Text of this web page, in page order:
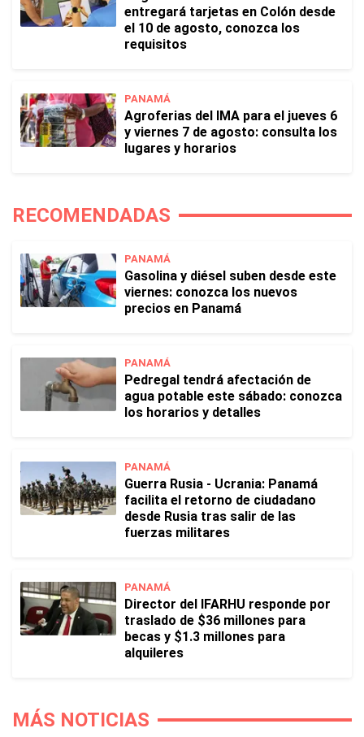
entregará tarjetas en Colón desde
el 10 de agosto, conozca los
requisitos
PANAMÁ
Agroferias del IMA para el jueves 6
y viernes 7 de agosto: consulta los
lugares y horarios
RECOMENDADAS
PANAMÁ
Gasolina y diésel suben desde este
viernes: conozca los nuevos
precios en Panamá
PANAMÁ
Pedregal tendrá afectación de
agua potable este sábado: conozca
los horarios y detalles
PANAMÁ
Guerra Rusia - Ucrania: Panamá
facilita el retorno de ciudadano
desde Rusia tras salir de las
fuerzas militares
PANAMÁ
Director del IFARHU responde por
traslado de $36 millones para
becas y $1.3 millones para
alquileres
MÁS NOTICIAS